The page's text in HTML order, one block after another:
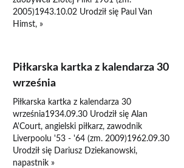
2005)1943.10.02 Urodził się Paul Van
Himst, »
Piłkarska kartka z kalendarza 30
września
Piłkarska kartka z kalendarza 30
września1934.09.30 Urodził się Alan
A'Court, angielski piłkarz, zawodnik
Liverpoolu '53 - '64 (zm. 2009)1962.09.30
Urodził się Dariusz Dziekanowski,
napastnik »